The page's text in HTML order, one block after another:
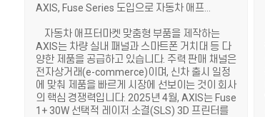
자동차 애프터마켓 맞춤형 부품을 제작하는
AXIS는 차량 실내 패널과 스마트폰 거치대 등 다
양한 제품을 공급하고 있습니다. 주력 판매 채널은
전자상거래(e-commerce)이며, 신차 출시 일정
에 맞춰 제품을 빠르게 시장에 선보이는 것이 회사
의 핵심 경쟁력입니다. 2025년 4월, AXIS는 Fuse
1+ 30W 선택적 레이저 소결(SLS) 3D 프린터를